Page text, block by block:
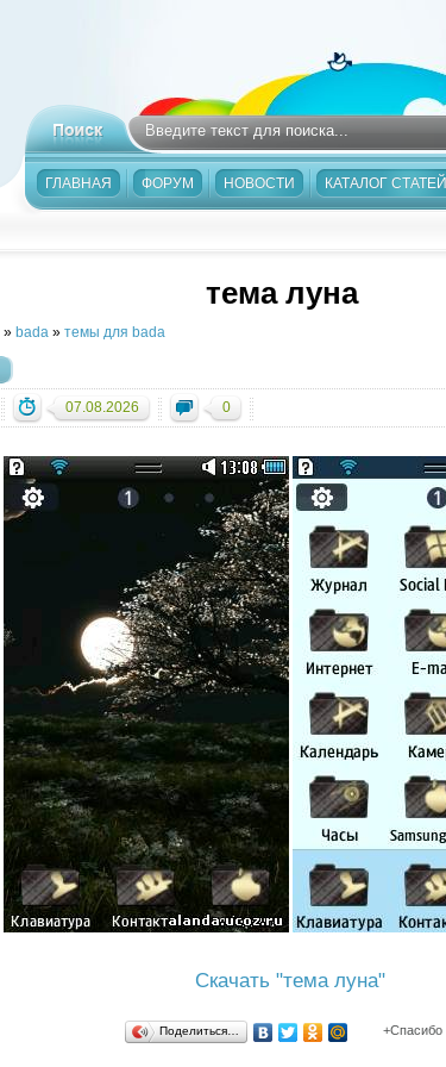
ГЛАВНАЯ ФОРУМ НОВОСТИ КАТАЛОГ СТАТЕЙ
тема луна
» bada » темы для bada
07.08.2026 0
Скачать "тема луна"
Поделиться…